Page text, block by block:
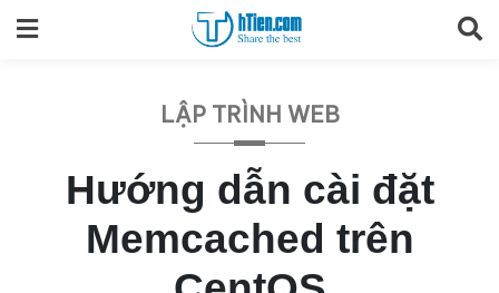
to
LẬP TRÌNH WEB
Hướng dẫn cài đặt
Memcached trên